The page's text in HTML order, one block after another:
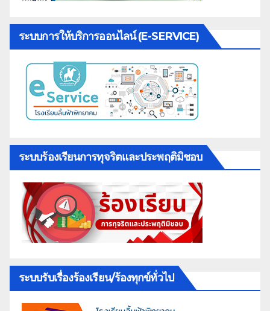
ระบบการให้บริการออนไลน์ (E-SERVICE)
ระบบร้องเรียนการทุจริตและประพฤติมิชอบ
ระบบรับเรื่องร้องเรียน/ร้องทุกข์ทั่วไป